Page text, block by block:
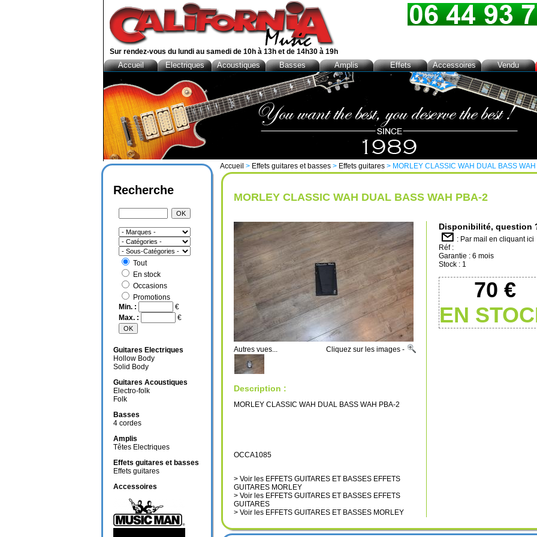
Accueil > Effets guitares et basses > Effets guitares > MORLEY CLASSIC WAH DUAL BASS
MORLEY CLASSIC WAH DUAL BASS WAH PBA-2
Autres vues... Cliquez sur les images -
Description :
MORLEY CLASSIC WAH DUAL BASS WAH PBA-2
OCCA1085
> Voir les EFFETS GUITARES ET BASSES EFFETS
GUITARES MORLEY
> Voir les EFFETS GUITARES ET BASSES EFFETS
GUITARES
> Voir les EFFETS GUITARES ET BASSES MORLEY
Disponibilité, question
: Par mail en cliquant ici
Réf :
Garantie : 6 mois
Stock : 1
70 €
EN
Recherche
Tout
En stock
Occasions
Promotions
Min. :
€
Max. :
€
Guitares Electriques
Hollow Body
Solid Body
Guitares Acoustiques
Electro-folk
Folk
Basses
4 cordes
Amplis
Têtes Electriques
Effets guitares et basses
Effets guitares
Accessoires
Sur rendez-vous du lundi au samedi de 10h à 13h et de 14h30 à 19h
Accueil Electriques Acoustiques Basses Amplis Effets Accessoires Vendu